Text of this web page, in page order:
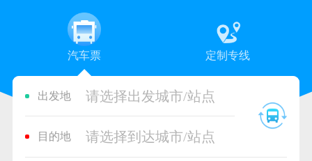
汽车票 定制专线
出发地 请选择出发城市/站点
目的地 请选择到达城市/站点